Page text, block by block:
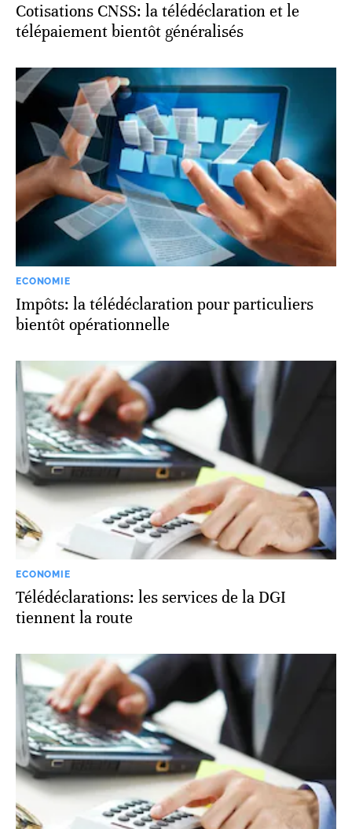
Cotisations CNSS: la télédéclaration et le
télépaiement bientôt généralisés
ECONOMIE
Impôts: la télédéclaration pour particuliers
bientôt opérationnelle
ECONOMIE
Télédéclarations: les services de la DGI
tiennent la route